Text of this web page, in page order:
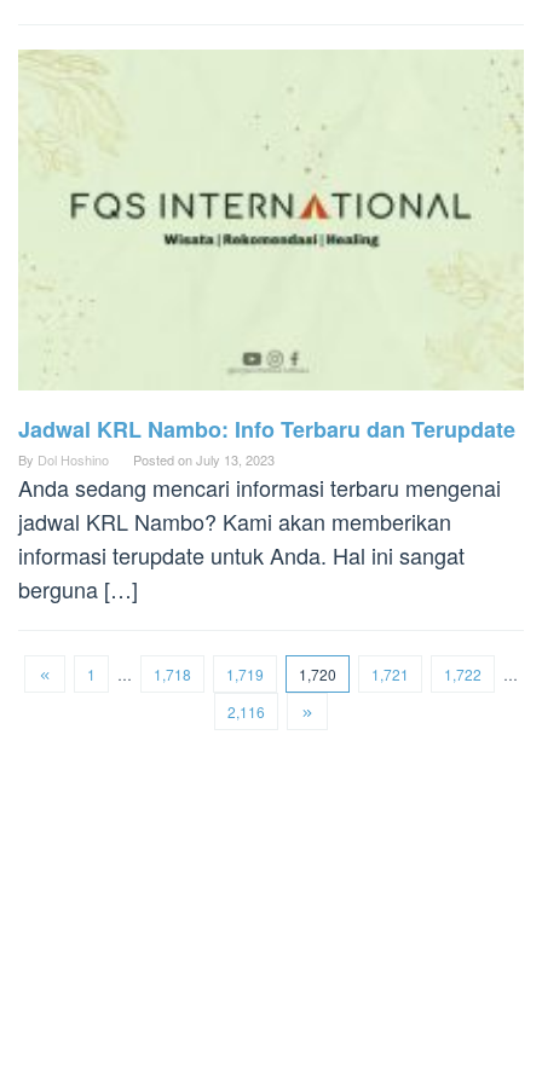
Jadwal KRL Nambo: Info Terbaru dan Terupdate
By Dol Hoshino Posted onJuly 13, 2023
Anda sedang mencari informasi terbaru mengenai
jadwal KRL Nambo? Kami akan memberikan
informasi terupdate untuk Anda. Hal ini sangat
berguna […]
1 … 1,718 1,719 1,720 1,721 1,722
…
2,116